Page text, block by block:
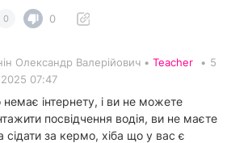
0 0
Олександр Валерійович • Teacher • 5
07:47
інтернету, і ви не можете
посвідчення водія, ви не маєте
сідати за кермо, хіба що у вас є